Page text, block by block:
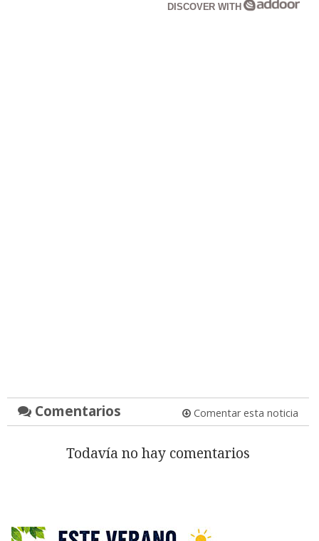
DISCOVER WITH
Comentarios Comentar esta noticia
Todavía no hay comentarios